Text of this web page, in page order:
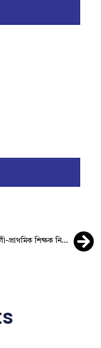
বাংলাদেশ বিষয়াবলী-প্রাথমিক শিক্ষক নিয়োগ –